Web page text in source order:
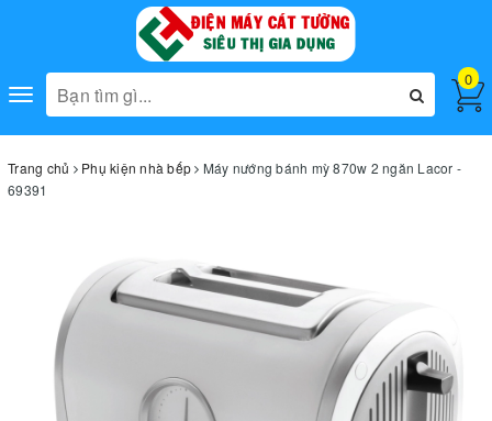
Toggle
navigation
0
Trang chủ Phụ kiện nhà bếp
Máy nướng bánh mỳ 870w 2 ngăn Lacor -
69391